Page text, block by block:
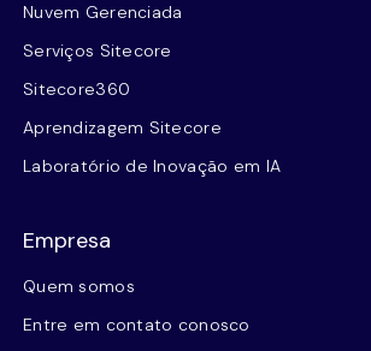
Nuvem Gerenciada
Serviços Sitecore
Sitecore360
Aprendizagem Sitecore
Laboratório de Inovação em IA
Empresa
Quem somos
Entre em contato conosco